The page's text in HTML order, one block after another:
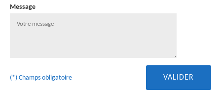
Message
(*) Champs obligatoire